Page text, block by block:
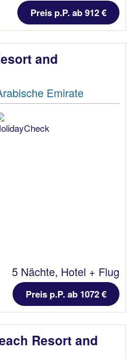
Preis p.P. ab 912 €
and
Emirate
5 Nächte, Hotel + Flug
Preis p.P. ab 1072 €
Resort and